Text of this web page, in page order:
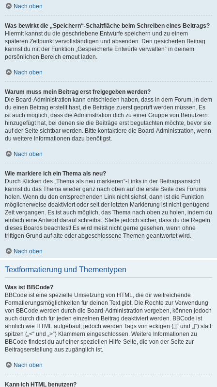
Nach oben
Was bewirkt die „Speichern“-Schaltfläche beim Schreiben eines Beitrags?
Hiermit kannst du die geschriebene Entwürfe speichern und zu einem
späteren Zeitpunkt vervollständigen und absenden. Den gesicherten Beitrag
kannst du mit der Funktion „Gespeicherte Entwürfe verwalten“ in deinem
persönlichen Bereich erneut laden.
Nach oben
Warum muss mein Beitrag erst freigegeben werden?
Die Board-Administration kann entschieden haben, dass in dem Forum, in dem
du einen Beitrag erstellt hast, die Beiträge zuerst geprüft werden müssen. Es
ist auch möglich, dass die Administration dich zu einer Gruppe von Benutzern
hinzugefügt hat, bei denen sie die Beiträge erst begutachten möchte, bevor sie
auf der Seite sichtbar werden. Bitte kontaktiere die Board-Administration, wenn
du weitere Informationen dazu benötigst.
Nach oben
Wie markiere ich ein Thema als neu?
Durch Klicken des „Thema als neu markieren“-Links in der Beitragsansicht
kannst du das Thema wieder ganz nach oben auf die erste Seite des Forums
holen. Wenn du den entsprechenden Link nicht siehst, dann ist die Funktion
möglicherweise deaktiviert oder seit der letzten Markierung ist nicht genügend
Zeit vergangen. Es ist auch möglich, das Thema nach oben zu holen, indem du
einfach eine Antwort darauf schreibst. Stelle jedoch sicher, dass du die Regeln
dieses Boards beachtest! Es wird meist nicht gerne gesehen, wenn ohne
triftigen Grund auf alte oder abgeschlossene Themen geantwortet wird.
Nach oben
Textformatierung und Thementypen
Was ist BBCode?
BBCode ist eine spezielle Umsetzung von HTML, die dir weitreichende
Formatierungsmöglichkeiten für deinen Text gibt. Die Rechte zur Verwendung
von BBCode werden durch die Board-Administration vergeben, können jedoch
auch durch dich für jeden einzelnen Beitrag deaktiviert werden. BBCode ist
ähnlich wie HTML aufgebaut, jedoch werden Tags von eckigen („[“ und „]“) statt
spitzen („<“ und „>“) Klammern eingeschlossen. Weitere Informationen zu
BBCode findest du auf einer speziellen Hilfe-Seite, die von der Seite zur
Beitragserstellung aus zugänglich ist.
Nach oben
Kann ich HTML benutzen?